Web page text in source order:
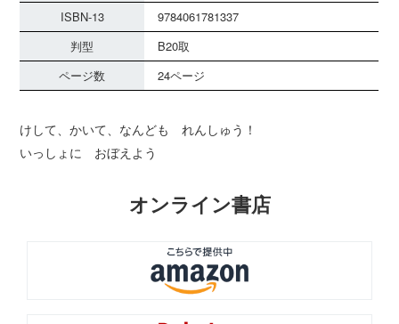
ISBN-13
9784061781337
判型
B20取
ページ数
24ページ
けして、かいて、なんども れんしゅう！
いっしょに おぼえよう
オンライン書店